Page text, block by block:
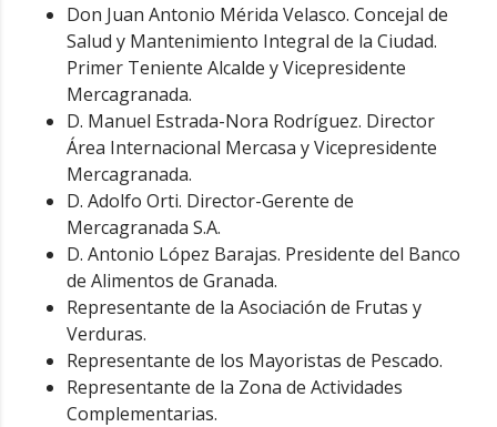
Don Juan Antonio Mérida Velasco. Concejal de
Salud y Mantenimiento Integral de la Ciudad.
Primer Teniente Alcalde y Vicepresidente
Mercagranada.
D. Manuel Estrada-Nora Rodríguez. Director
Área Internacional Mercasa y Vicepresidente
Mercagranada.
D. Adolfo Orti. Director-Gerente de
Mercagranada S.A.
D. Antonio López Barajas. Presidente del Banco
de Alimentos de Granada.
Representante de la Asociación de Frutas y
Verduras.
Representante de los Mayoristas de Pescado.
Representante de la Zona de Actividades
Complementarias.